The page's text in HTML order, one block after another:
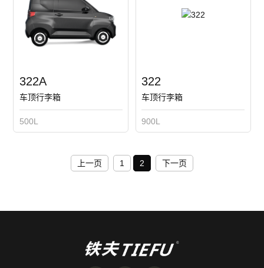
322A
车顶行李箱
500L
322
车顶行李箱
900L
上一页 1 2 下一页